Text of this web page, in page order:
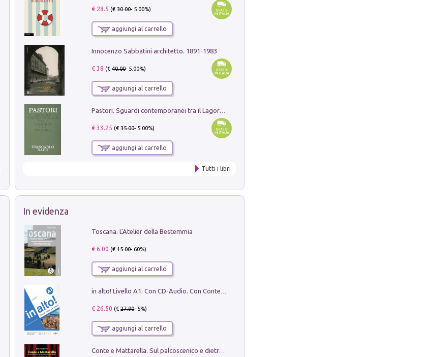
€ 28.5 (€30.00- 5.00%)
aggiungi al carrello
Innocenzo Sabbatini architetto. 1891-1983
€ 38 (€40.00- 5.00%)
aggiungi al carrello
€ 33.25 (€35.00- 5.00%)
aggiungi al carrello
Tutti i libri
In evidenza
Toscana. L'Atelier della Bestemmia
€ 6.00 (€15.00- 60%)
aggiungi al carrello
€ 26.50 (€27.90- 5%)
aggiungi al carrello